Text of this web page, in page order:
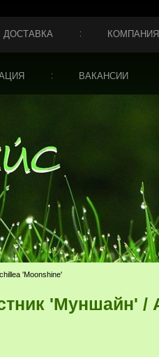
ДОСТАВКА КОМПАНИЯ
ВАКАНСИИ
'Moonshine'
'Муншайн' /